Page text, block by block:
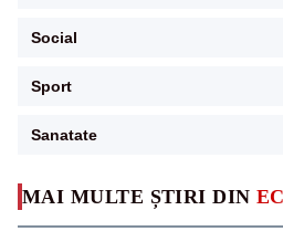
MAI MULTE ȘTIRI DIN
Social
Sport
Sanatate